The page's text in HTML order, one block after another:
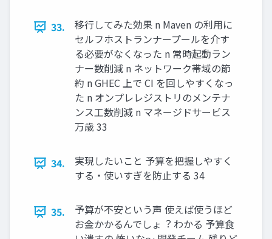
33.
移⾏してみた効果 n Maven の利⽤に
セルフホストランナープールを介す
る必要がなくなった n 常時起動ラン
ナー数削減 n ネットワーク帯域の節
約 n GHEC 上で CI を回しやすくなっ
た n オンプレレジストリのメンテナ
ンス⼯数削減 n マネージドサービス
万歳 33
34.
実現したいこと 予算を把握しやすく
する・使いすぎを防⽌する 34
35.
予算が不安という声 使えば使うほど
お⾦かかるんでしょ︖ わかる 予算⾷